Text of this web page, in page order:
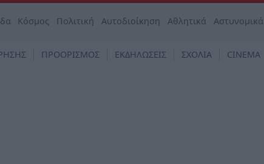
Κόσμος Πολιτική Αυτοδιοίκηση Αθλητικά Αστυνομικά
ΠΡΟΟΡΙΣΜΟΣ ΕΚΔΗΛΩΣΕΙΣ ΣΧΟΛΙΑ CINEMA